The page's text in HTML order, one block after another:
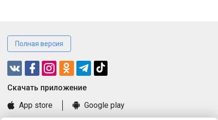
Полная версия
Cкачать приложение
App store
Google play